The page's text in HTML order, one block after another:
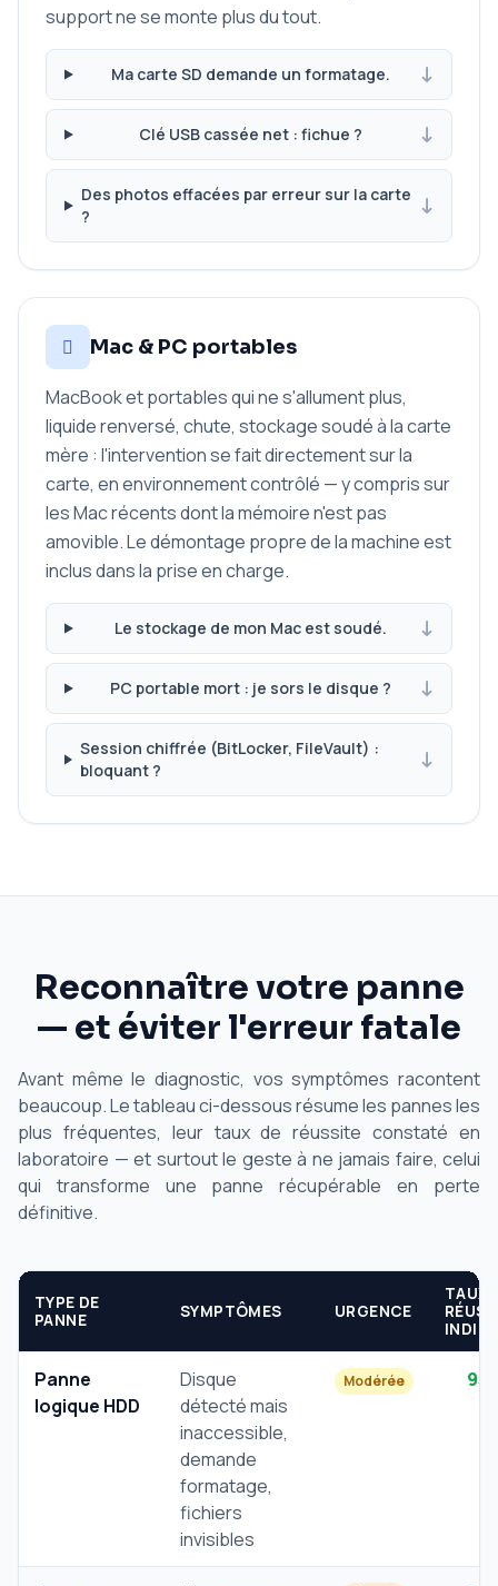
support ne se monte plus du tout.
Ma carte SD demande un formatage.
Clé USB cassée net : fichue ?
Des photos effacées par erreur sur la carte
?
Mac & PC portables
MacBook et portables qui ne s'allument plus,
liquide renversé, chute, stockage soudé à la carte
mère : l'intervention se fait directement sur la
carte, en environnement contrôlé — y compris sur
les Mac récents dont la mémoire n'est pas
amovible. Le démontage propre de la machine est
inclus dans la prise en charge.
Le stockage de mon Mac est soudé.
PC portable mort : je sors le disque ?
Session chiffrée (BitLocker, FileVault) :
bloquant ?
Reconnaître votre panne
— et éviter l'erreur fatale
Avant même le diagnostic, vos symptômes racontent
beaucoup. Le tableau ci-dessous résume les pannes les
plus fréquentes, leur taux de réussite constaté en
laboratoire — et surtout le geste à ne jamais faire, celui
qui transforme une panne récupérable en perte
définitive.
TYPE DE
PANNE
SYMPTÔMES URGENCE
TAUX
Panne
logique HDD
Disque
détecté mais
inaccessible,
demande
formatage,
fichiers
invisibles
Modérée